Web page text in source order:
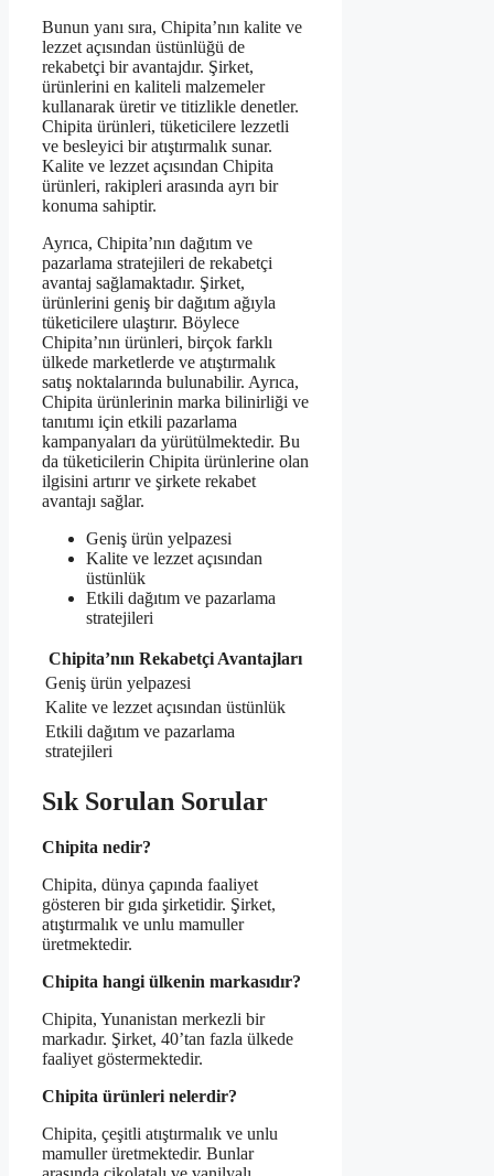
Bunun yanı sıra, Chipita’nın kalite ve
lezzet açısından üstünlüğü de
rekabetçi bir avantajdır. Şirket,
ürünlerini en kaliteli malzemeler
kullanarak üretir ve titizlikle denetler.
Chipita ürünleri, tüketicilere lezzetli
ve besleyici bir atıştırmalık sunar.
Kalite ve lezzet açısından Chipita
ürünleri, rakipleri arasında ayrı bir
konuma sahiptir.
Ayrıca, Chipita’nın dağıtım ve
pazarlama stratejileri de rekabetçi
avantaj sağlamaktadır. Şirket,
ürünlerini geniş bir dağıtım ağıyla
tüketicilere ulaştırır. Böylece
Chipita’nın ürünleri, birçok farklı
ülkede marketlerde ve atıştırmalık
satış noktalarında bulunabilir. Ayrıca,
Chipita ürünlerinin marka bilinirliği ve
tanıtımı için etkili pazarlama
kampanyaları da yürütülmektedir. Bu
da tüketicilerin Chipita ürünlerine olan
ilgisini artırır ve şirkete rekabet
avantajı sağlar.
Geniş ürün yelpazesi
Kalite ve lezzet açısından
üstünlük
Etkili dağıtım ve pazarlama
stratejileri
Chipita’nın Rekabetçi Avantajları
Geniş ürün yelpazesi
Kalite ve lezzet açısından üstünlük
Etkili dağıtım ve pazarlama
stratejileri
Sık Sorulan Sorular
Chipita nedir?
Chipita, dünya çapında faaliyet
gösteren bir gıda şirketidir. Şirket,
atıştırmalık ve unlu mamuller
üretmektedir.
Chipita hangi ülkenin markasıdır?
Chipita, Yunanistan merkezli bir
markadır. Şirket, 40’tan fazla ülkede
faaliyet göstermektedir.
Chipita ürünleri nelerdir?
Chipita, çeşitli atıştırmalık ve unlu
mamuller üretmektedir. Bunlar